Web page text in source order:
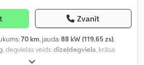
Zvanīt
70 km, jauda:88 kW (119,65 zs),
, degvielas veids:dīzeļdegviela, krāsa:
mehānisks